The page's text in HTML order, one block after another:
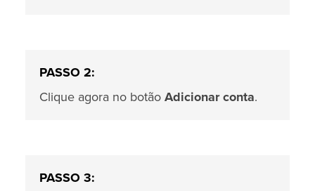
PASSO 2:
Clique agora no botão Adicionar conta.
PASSO 3: